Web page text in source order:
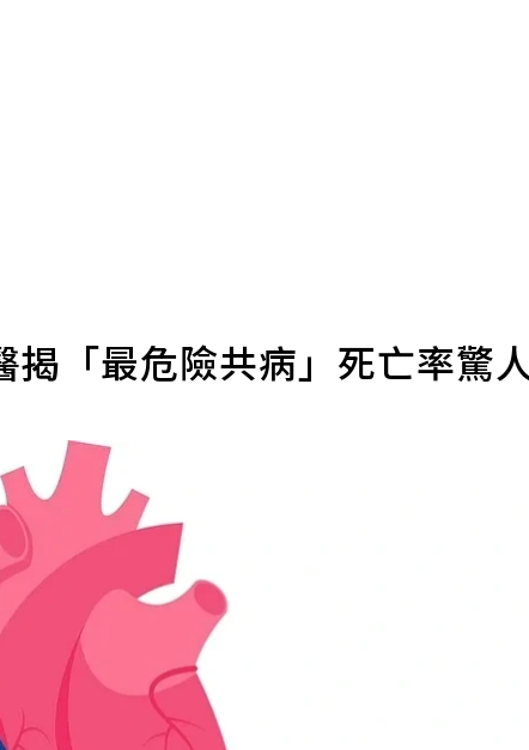
揭「最危險共病」死亡率驚